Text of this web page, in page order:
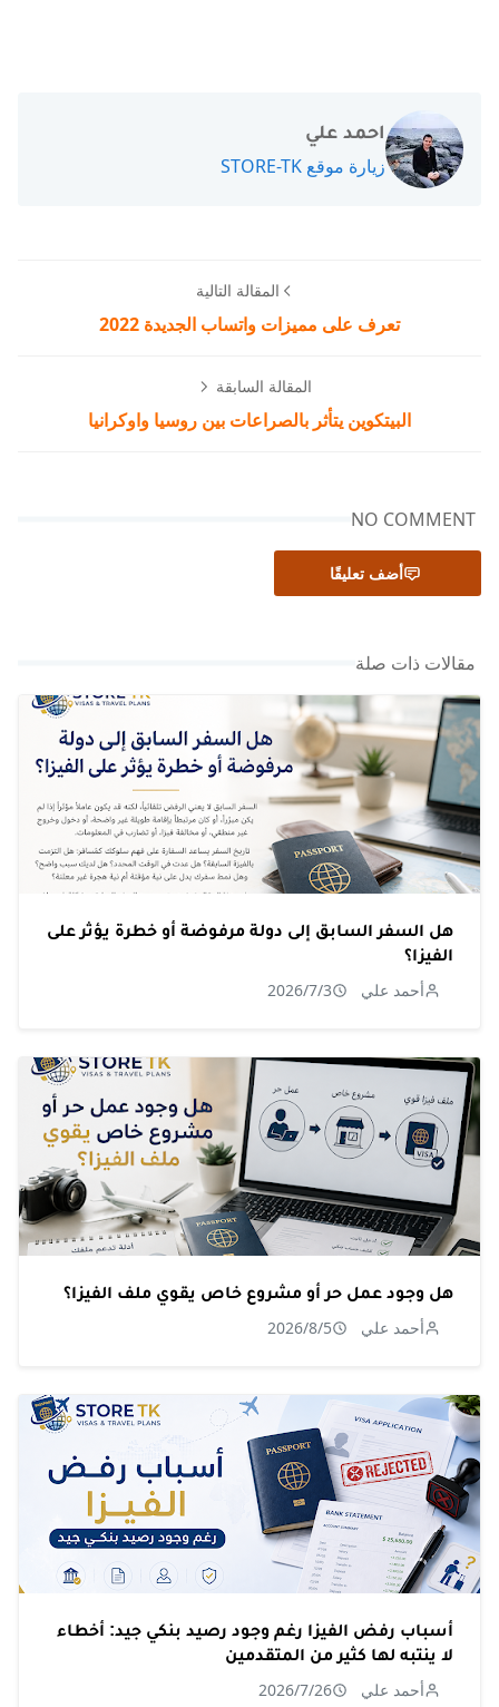
احمد علي
زيارة موقع STORE-TK
المقالة التالية
تعرف على مميزات واتساب الجديدة 2022
المقالة السابقة
البيتكوين يتأثر بالصراعات بين روسيا واوكرانيا
NO COMMENT
أضف تعليقًا
مقالات ذات صلة
هل السفر السابق إلى دولة مرفوضة أو خطرة يؤثر على
الفيزا؟
أحمد علي 2026/7/3
هل وجود عمل حر أو مشروع خاص يقوي ملف الفيزا؟
أحمد علي 2026/8/5
أسباب رفض الفيزا رغم وجود رصيد بنكي جيد: أخطاء
لا ينتبه لها كثير من المتقدمين
أحمد علي 2026/7/26